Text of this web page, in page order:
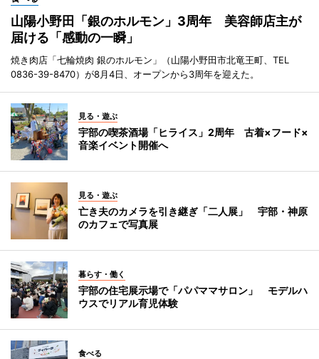
山陽小野田「銀のホルモン」3周年 美容師店主が
届ける「感動の一瞬」
焼き肉店「七輪焼肉 銀のホルモン」（山陽小野田市北竜王町、TEL
0836-39-8470）が8月4日、オープンから3周年を迎えた。
見る・遊ぶ
宇部の喫茶酒場「ヒライス」2周年 古着×フード×
音楽イベント開催へ
見る・遊ぶ
亡き夫のカメラを引き継ぎ「二人展」 宇部・神原
のカフェで写真展
暮らす・働く
宇部の住宅展示場で「パパママサロン」 モデルハ
ウスでリアル育児体験
食べる